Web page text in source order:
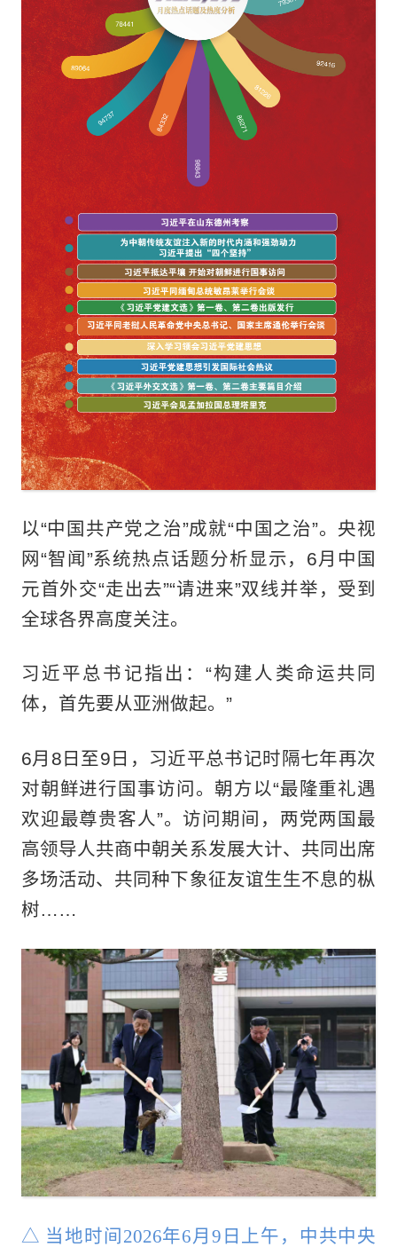
以“中国共产党之治”成就“中国之治”。央视
网“智闻”系统热点话题分析显示，6月中国
元首外交“走出去”“请进来”双线并举，受到
全球各界高度关注。
习近平总书记指出：“构建人类命运共同
体，首先要从亚洲做起。”
6月8日至9日，习近平总书记时隔七年再次
对朝鲜进行国事访问。朝方以“最隆重礼遇
欢迎最尊贵客人”。访问期间，两党两国最
高领导人共商中朝关系发展大计、共同出席
多场活动、共同种下象征友谊生生不息的枞
树……
△ 当地时间2026年6月9日上午，中共中央